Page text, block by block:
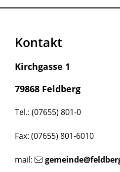
Kontakt
Kirchgasse 1
79868 Feldberg
Tel.: (07655) 801-0
Fax: (07655) 801-6010
mail: